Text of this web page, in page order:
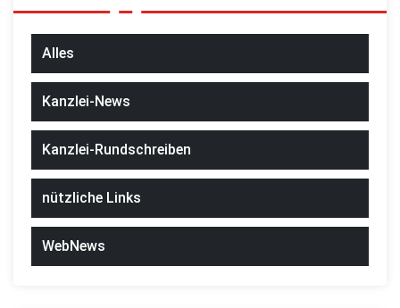
Alles
Kanzlei-News
Kanzlei-Rundschreiben
nützliche Links
WebNews